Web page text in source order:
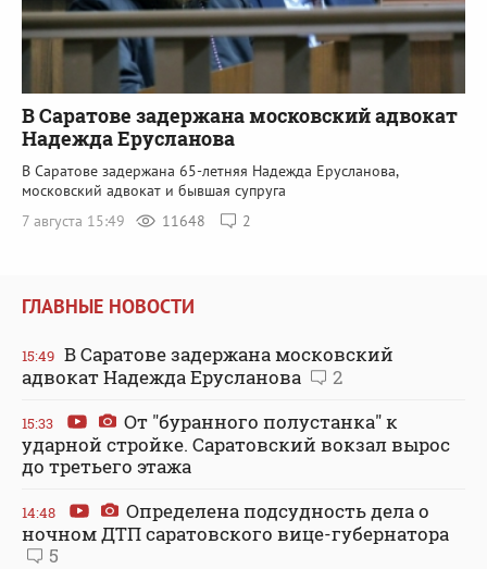
В Саратове задержана московский адвокат
Надежда Ерусланова
В Саратове задержана 65-летняя Надежда Ерусланова,
московский адвокат и бывшая супруга
7 августа 15:49
11648 2
ГЛАВНЫЕ НОВОСТИ
15:49 В Саратове задержана московский
адвокат Надежда Ерусланова
2
15:33
От "буранного полустанка" к
ударной стройке. Саратовский вокзал вырос
до третьего этажа
14:48
Определена подсудность дела о
ночном ДТП саратовского вице-губернатора
5